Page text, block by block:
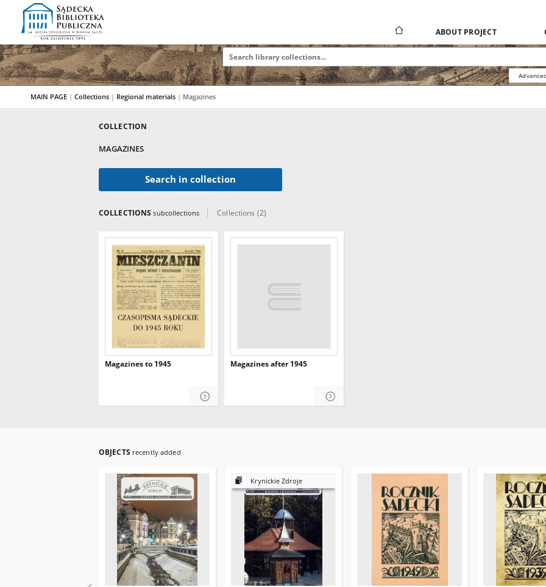
ABOUT PROJECT
MAIN PAGE | Collections | Regional materials | Magazines
COLLECTION
MAGAZINES
Search in collection
COLLECTIONSsubcollections Collections (2)
Magazines to 1945 Magazines after 1945
OBJECTS recently added
Krynickie Zdroje